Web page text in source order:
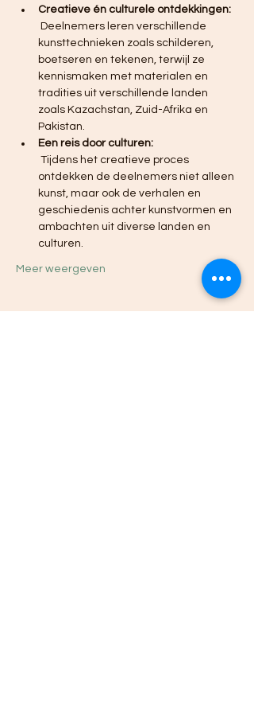
Creatieve én culturele ontdekkingen:
kunsttechnieken zoals schilderen,
boetseren en tekenen, terwijl ze
kennismaken met materialen en
tradities uit verschillende landen
zoals Kazachstan, Zuid-Afrika en
Pakistan.
Een reis door culturen:
ontdekken de deelnemers niet alleen
kunst, maar ook de verhalen en
geschiedenis achter kunstvormen en
ambachten uit diverse landen en
culturen.
Meer weergeven